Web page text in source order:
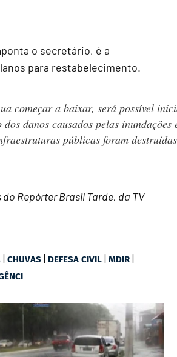
o secretário, é a
para restabelecimento.
começar a baixar, será possível
dos danos causados pelas inundações
públicas foram
Repórter Brasil Tarde, da TV
|CHUVAS | DEFESA CIVIL |MDIR |